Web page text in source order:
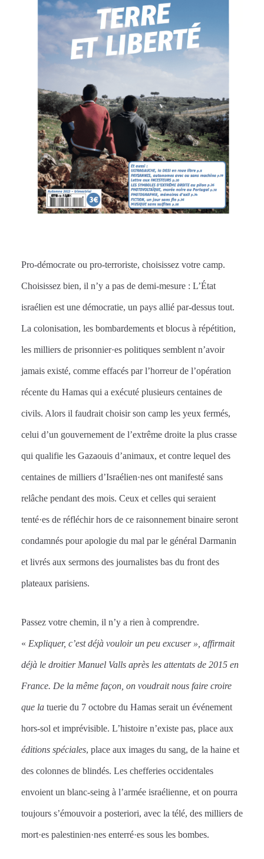
Pro-démocrate ou pro-terroriste, choisissez votre camp.
Choisissez bien, il n’y a pas de demi-mesure : L’État
israélien est une démocratie, un pays allié par-dessus tout.
La colonisation, les bombardements et blocus à répétition,
les milliers de prisonnier·es politiques semblent n’avoir
jamais existé, comme effacés par l’horreur de l’opération
récente du Hamas qui a exécuté plusieurs centaines de
civils. Alors il faudrait choisir son camp les yeux fermés,
celui d’un gouvernement de l’extrême droite la plus crasse
qui qualifie les Gazaouis d’animaux, et contre lequel des
centaines de milliers d’Israélien·nes ont manifesté sans
relâche pendant des mois. Ceux et celles qui seraient
tenté·es de réfléchir hors de ce raisonnement binaire seront
condamnés pour apologie du mal par le général Darmanin
et livrés aux sermons des journalistes bas du front des
plateaux parisiens.
Passez votre chemin, il n’y a rien à comprendre.
« Expliquer, c’est déjà vouloir un peu excuser », affirmait
déjà le droitier Manuel Valls après les attentats de 2015 en
France. De la même façon, on voudrait nous faire croire
que la tuerie du 7 octobre du Hamas serait un événement
hors-sol et imprévisible. L’histoire n’existe pas, place aux
éditions spéciales, place aux images du sang, de la haine et
des colonnes de blindés. Les chefferies occidentales
envoient un blanc-seing à l’armée israélienne, et on pourra
toujours s’émouvoir a posteriori, avec la télé, des milliers de
mort·es palestinien·nes enterré·es sous les bombes.